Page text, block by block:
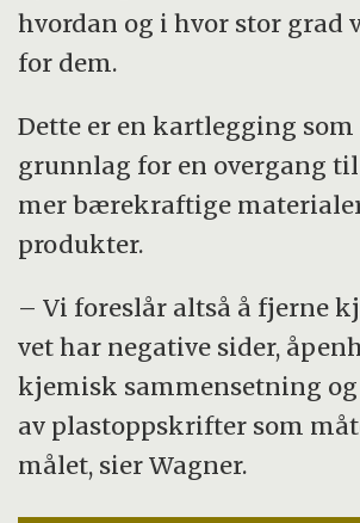
hvordan og i hvor stor grad
for dem.
Dette er en kartlegging
grunnlag for en overgang
mer bærekraftige
produkter.
– Vi foreslår altså å fjerne
vet har negative sider,
kjemisk sammensetning
av plastoppskrifter som
målet, sier Wagner.